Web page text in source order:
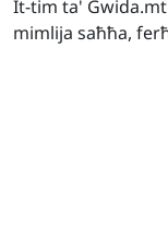
It-tim ta'
mimlija saħħa,